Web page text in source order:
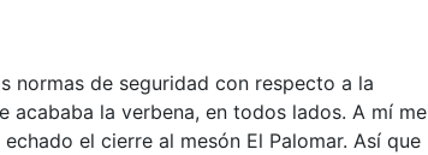
normas de seguridad con respecto a la
acababa la verbena, en todos lados. A mí me
el cierre al mesón El Palomar. Así que